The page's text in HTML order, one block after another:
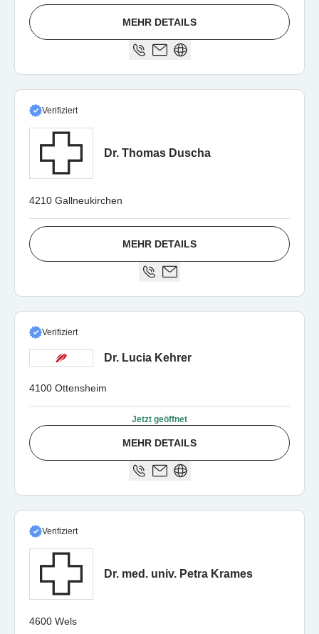
MEHR DETAILS
Verifiziert
Dr. Thomas Duscha
4210 Gallneukirchen
MEHR DETAILS
Verifiziert
Dr. Lucia Kehrer
4100 Ottensheim
Jetzt geöffnet
MEHR DETAILS
Verifiziert
Dr. med. univ. Petra Krames
4600 Wels